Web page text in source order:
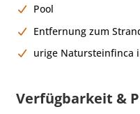
Pool
Entfernung zum
urige Natursteinfinca
Verfügbarkeit &